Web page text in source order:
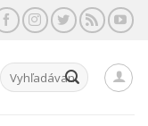
Hľadať: